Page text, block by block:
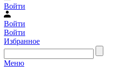
Войти
Войти
Войти
Избранное
Меню